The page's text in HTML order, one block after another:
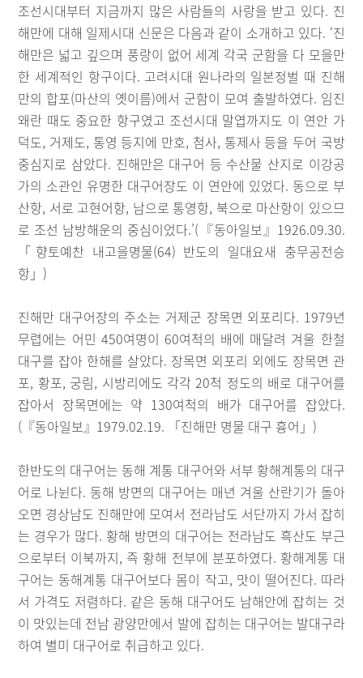
조선시대부터 지금까지 많은 사람들의 사랑을 받고 있다. 진
해만에 대해 일제시대 신문은 다음과 같이 소개하고 있다. ‘진
해만은 넓고 깊으며 풍랑이 없어 세계 각국 군함을 다 모을만
한 세계적인 항구이다. 고려시대 원나라의 일본정벌 때 진해
만의 합포(마산의 옛이름)에서 군함이 모여 출발하였다. 임진
왜란 때도 중요한 항구였고 조선시대 말엽까지도 이 연안 가
덕도, 거제도, 통영 등지에 만호, 첨사, 통제사 등을 두어 국방
중심지로 삼았다. 진해만은 대구어 등 수산물 산지로 이강공
가의 소관인 유명한 대구어장도 이 연안에 있었다. 동으로 부
산항, 서로 고현어항, 남으로 통영항, 북으로 마산항이 있으므
로 조선 남방해운의 중심이었다.’(『동아일보』1926.09.30.
「향토예찬 내고을명물(64) 반도의 일대요새 충무공전승
항」)
진해만 대구어장의 주소는 거제군 장목면 외포리다. 1979년
무렵에는 어민 450여명이 60여척의 배에 매달려 겨울 한철
대구를 잡아 한해를 살았다. 장목면 외포리 외에도 장목면 관
포, 황포, 궁림, 시방리에도 각각 20척 정도의 배로 대구어를
잡아서 장목면에는 약 130여척의 배가 대구어를 잡았다.
(『동아일보』1979.02.19. 「진해만 명물 대구 흉어」)
한반도의 대구어는 동해 계통 대구어와 서부 황해계통의 대구
어로 나뉜다. 동해 방면의 대구어는 매년 겨울 산란기가 돌아
오면 경상남도 진해만에 모여서 전라남도 서단까지 가서 잡히
는 경우가 많다. 황해 방면의 대구어는 전라남도 흑산도 부근
으로부터 이북까지, 즉 황해 전부에 분포하였다. 황해계통 대
구어는 동해계통 대구어보다 몸이 작고, 맛이 떨어진다. 따라
서 가격도 저렴하다. 같은 동해 대구어도 남해안에 잡히는 것
이 맛있는데 전남 광양만에서 발에 잡히는 대구어는 발대구라
하여 별미 대구어로 취급하고 있다.